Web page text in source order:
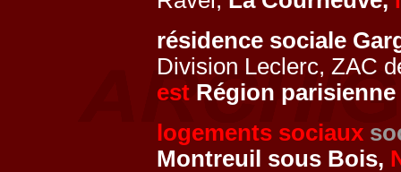
résidence sociale
Division Leclerc, ZAC
est Région parisienne
logements sociaux
Montreuil sous Bois,